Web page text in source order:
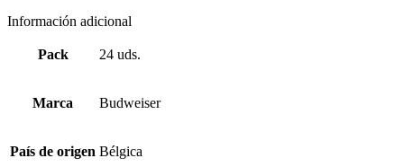
Información adicional
Pack 24 uds.
Marca Budweiser
País de origen Bélgica